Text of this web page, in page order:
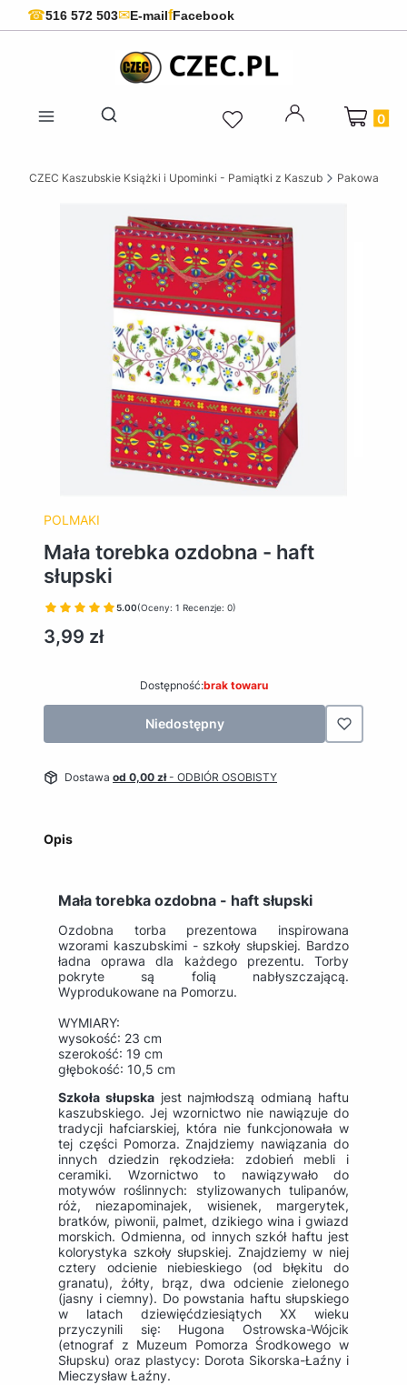
☎516 572 503✉E-mailfFacebook
Otwórz wyszukiwarkę
Produkty
CZEC Kaszubskie Książki i Upominki - Pamiątki z Kaszub Pakowanie
POLMAKI
Mała torebka ozdobna - haft
słupski
5.00(Oceny: 1 Recenzje: 0)
Cena
3,99 zł
Dostępność:brak towaru
Niedostępny
Dostawa od 0,00 zł- ODBIÓR OSOBISTY
Opis
Mała torebka ozdobna - haft słupski
Ozdobna torba prezentowa inspirowana
wzorami kaszubskimi - szkoły słupskiej. Bardzo
ładna oprawa dla każdego prezentu. Torby
pokryte są folią nabłyszczającą.
Wyprodukowane na Pomorzu.
WYMIARY:
wysokość: 23 cm
szerokość: 19 cm
głębokość: 10,5 cm
Szkoła słupskajest najmłodszą odmianą haftu
kaszubskiego. Jej wzornictwo nie nawiązuje do
tradycji hafciarskiej, która nie funkcjonowała w
tej części Pomorza. Znajdziemy nawiązania do
innych dziedzin rękodzieła: zdobień mebli i
ceramiki. Wzornictwo to nawiązywało do
motywów roślinnych: stylizowanych tulipanów,
róż, niezapominajek, wisienek, margerytek,
bratków, piwonii, palmet, dzikiego wina i gwiazd
morskich. Odmienna, od innych szkół haftu jest
kolorystyka szkoły słupskiej. Znajdziemy w niej
cztery odcienie niebieskiego (od błękitu do
granatu), żółty, brąz, dwa odcienie zielonego
(jasny i ciemny). Do powstania haftu słupskiego
w latach dziewięćdziesiątych XX wieku
przyczynili się: Hugona Ostrowska-Wójcik
(etnograf z Muzeum Pomorza Środkowego w
Słupsku) oraz plastycy: Dorota Sikorska-Łaźny i
Mieczysław Łaźny.